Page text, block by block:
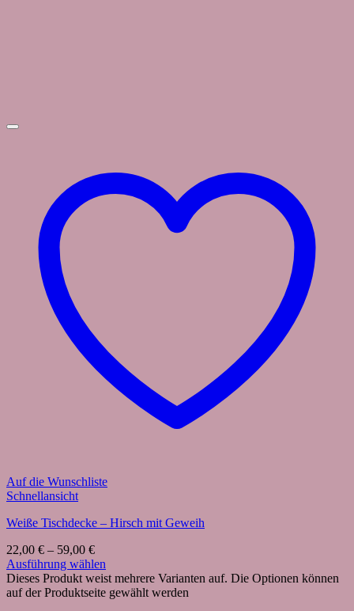
Auf die Wunschliste
Schnellansicht
Weiße Tischdecke – Hirsch mit Geweih
22,00 € – 59,00 €
Ausführung wählen
Dieses Produkt weist mehrere Varianten auf. Die Optionen können
auf der Produktseite gewählt werden